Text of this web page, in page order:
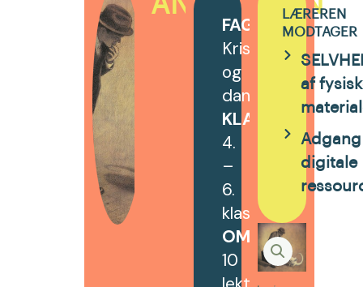
FAG
og
dansk
KLASSETRIN:
4.
–
6.
klasse
OMFANG :
10
LÆREREN
MODTAGER
af
digitale